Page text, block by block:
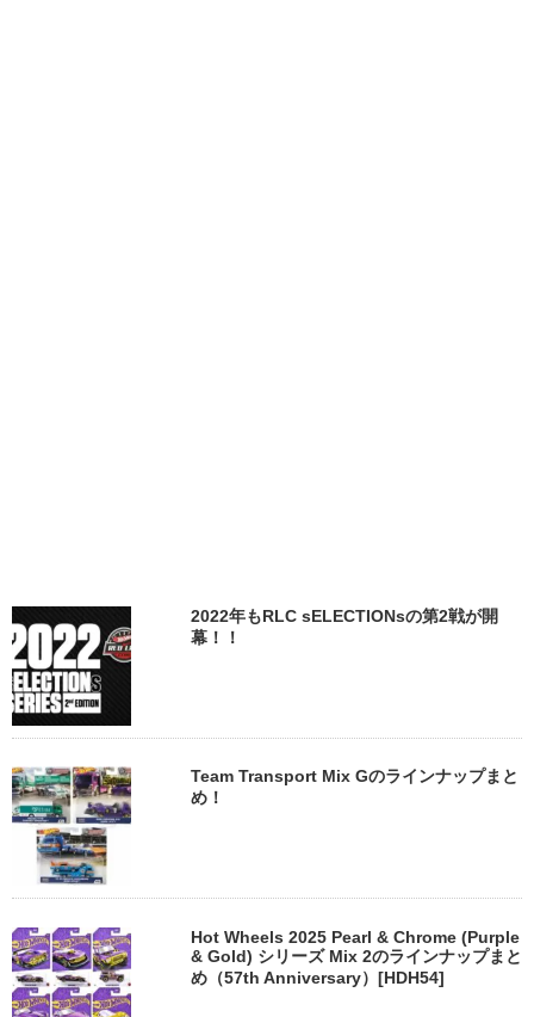
2022年もRLC sELECTIONsの第2戦が開
幕！！
Team Transport Mix Gのラインナップまと
め！
Hot Wheels 2025 Pearl & Chrome (Purple
& Gold) シリーズ Mix 2のラインナップまと
め（57th Anniversary）[HDH54]